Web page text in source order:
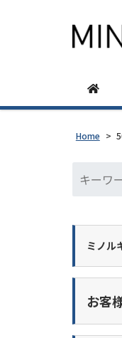
Home >
ミノル
お客